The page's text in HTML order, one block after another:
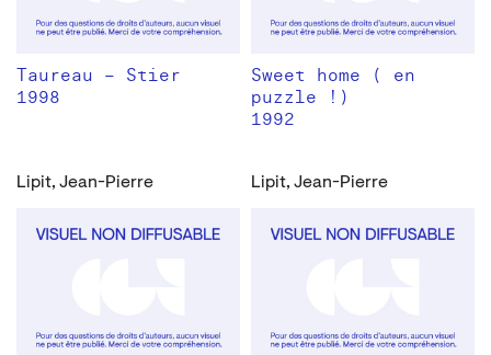
Taureau – Stier
1998
Sweet home ( en
puzzle !)
1992
Lipit, Jean-Pierre Lipit, Jean-Pierre